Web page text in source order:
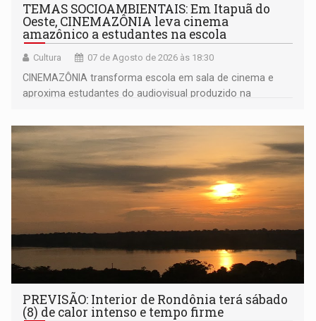
TEMAS SOCIOAMBIENTAIS: Em Itapuã do
Oeste, CINEMAZÔNIA leva cinema
amazônico a estudantes na escola
Cultura 07 de Agosto de 2026 às 18:30
CINEMAZÔNIA transforma escola em sala de cinema e
aproxima estudantes do audiovisual produzido na
PREVISÃO: Interior de Rondônia terá sábado
(8) de calor intenso e tempo firme